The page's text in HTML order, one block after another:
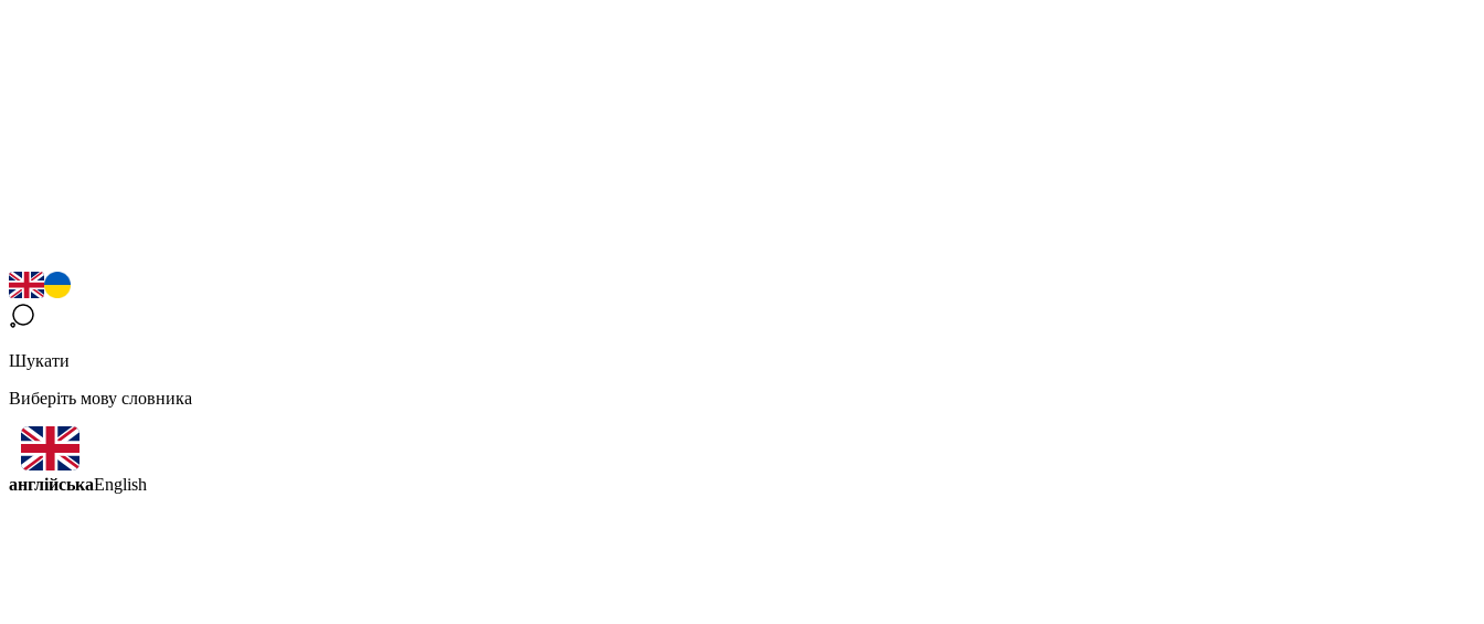
Шукати
Виберіть мову словника
англійськаEnglish